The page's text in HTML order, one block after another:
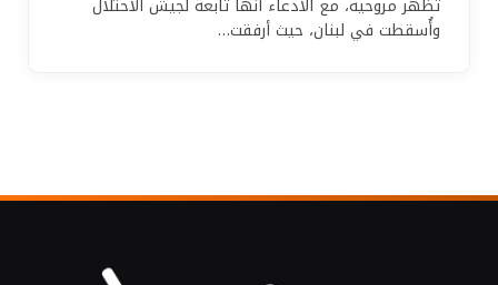
تُظهر مروحية، مع الادعاء أنها تابعة لجيش الاحتلال
وأُسقطت في لبنان، حيث أرفقت…